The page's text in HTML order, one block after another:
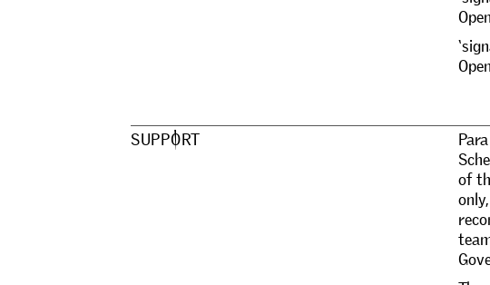
Open
‘sign
Open
SUPPORT Para
Sche
of th
only,
reco
tea
Gov